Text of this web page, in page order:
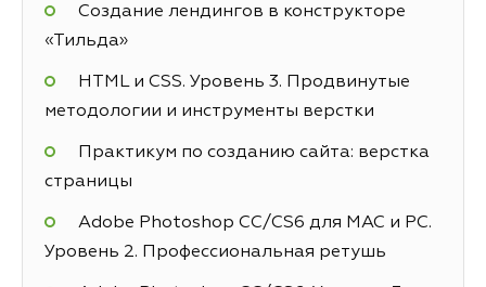
Создание лендингов в конструкторе
«Тильда»
HTML и CSS. Уровень 3. Продвинутые
методологии и инструменты верстки
Практикум по созданию сайта: верстка
страницы
Adobe Photoshop СС/CS6 для MAC и PC.
Уровень 2. Профессиональная ретушь